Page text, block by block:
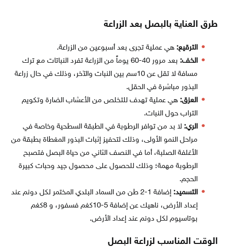
طرق العناية بالبصل بعد الزراعة
الترقيع: هي عملية تجرى بعد أسبوعين من الزراعة.
الخف:
بعد مرور 40-60 يوماً من الزراعة تفرد النباتات مع ترك
مسافة لا تقل عن 10سم بين النبات والآخر، وذلك في حال زراعة
البذور مباشرة في الحقل.
العزق: هي عملية تهدف للتخلص من الأعشاب الضارة وتكويم
التراب حول النبات.
الري: لا بد من توافر الرطوبة في الطبقة السطحية وخاصة في
مراحل النمو الأولى، وذلك لتحفيز إثبات البذور المغطاة بطبقة من
الأغلفة الصلبة، أما في النصف الثاني من حياة البصل فتصبح
الرطوبة مهمة؛ وذلك للحصول على محصول جيد وحبات كبيرة
الحجم.
التسميد:
إضافة 1-2 طن من السماد البلدي المختمر لكل دونم عند
إعداد الأرض، ناهيك عن إضافة 5-10كغم فسفور، و 8كغم
بوتاسيوم لكل دونم عند إعداد الأرض.
الوقت المناسب لزراعة البصل